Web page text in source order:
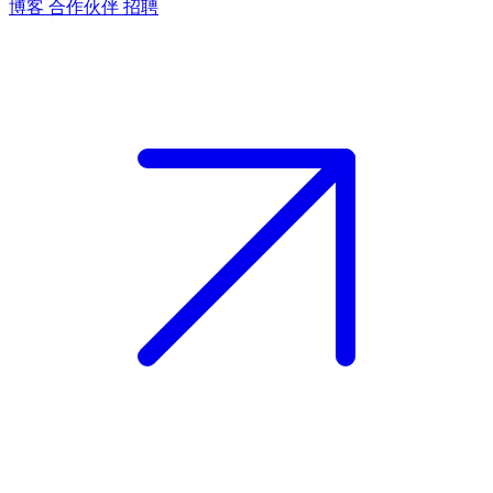
博客 合作伙伴 招聘